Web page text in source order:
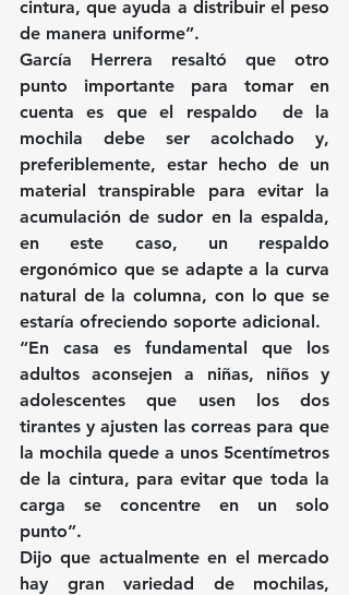
cintura, que ayuda a distribuir el peso
de manera uniforme”.
García Herrera resaltó que otro
punto importante para tomar en
cuenta es que el respaldo  de la
mochila debe ser acolchado y,
preferiblemente, estar hecho de un
material transpirable para evitar la
acumulación de sudor en la espalda,
en este caso, un respaldo
ergonómico que se adapte a la curva
natural de la columna, con lo que se
estaría ofreciendo soporte adicional.
“En casa es fundamental que los
adultos aconsejen a niñas, niños y
adolescentes que usen los dos
tirantes y ajusten las correas para que
la mochila quede a unos 5centímetros
de la cintura, para evitar que toda la
carga se concentre en un solo
punto”.
Dijo que actualmente en el mercado
hay gran variedad de mochilas,